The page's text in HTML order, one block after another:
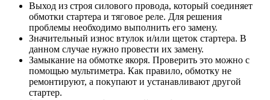
Выход из строя силового провода, который соединяет
обмотки стартера и тяговое реле. Для решения
проблемы необходимо выполнить его замену.
Значительный износ втулок и/или щеток стартера. В
данном случае нужно провести их замену.
Замыкание на обмотке якоря. Проверить это можно с
помощью мультиметра. Как правило, обмотку не
ремонтируют, а покупают и устанавливают другой
стартер.